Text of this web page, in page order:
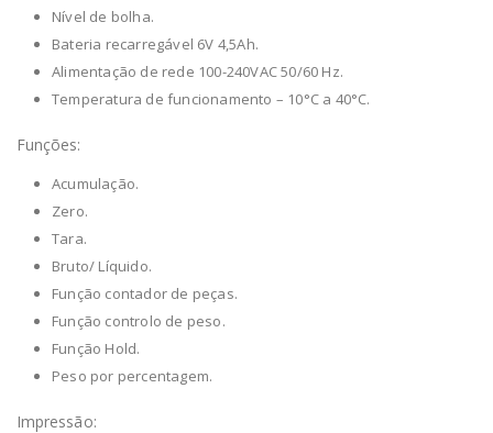
Nível de bolha.
Bateria recarregável 6V 4,5Ah.
Alimentação de rede 100-240VAC 50/60 Hz.
Temperatura de funcionamento – 10°C a 40°C.
Funções:
Acumulação.
Zero.
Tara.
Bruto/ Líquido.
Função contador de peças.
Função controlo de peso.
Função Hold.
Peso por percentagem.
Impressão: